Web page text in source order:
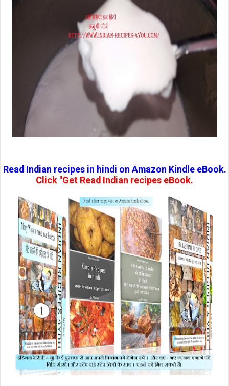
Read Indian recipes in hindi on Amazon Kindle eBook.
Click "Get Read Indian recipes eBook.